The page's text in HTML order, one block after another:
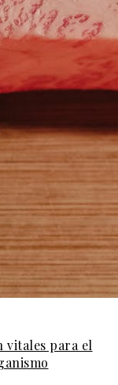
vitales para el